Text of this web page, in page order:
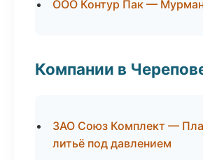
ООО Контур Пак —
Компании в
ЗАО Союз Комплект —
литьё под давлением